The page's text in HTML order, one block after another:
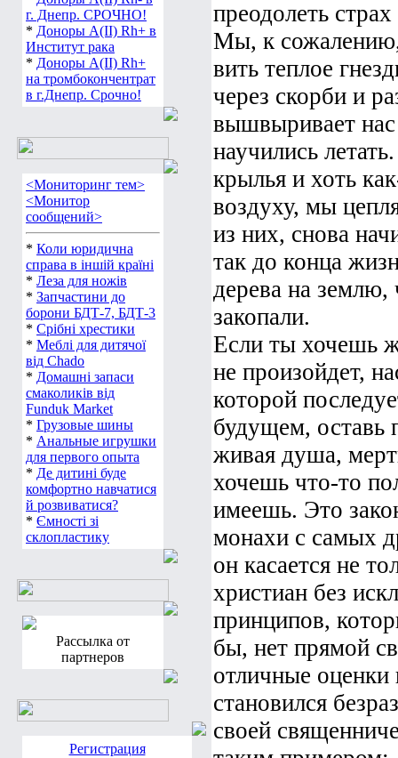
г. Днепр. СРОЧНО!
* Доноры А(ІІ) Rh+ в
Институт рака
* Доноры А(ІІ) Rh+
на тромбокончентрат
в г.Днепр. Срочно!
<Мониторинг тем>
<Монитор
сообщений>
* Коли юридична
справа в іншій країні
* Леза для ножів
* Запчастини до
борони БДТ-7, БДТ-3
* Срібні хрестики
* Меблі для дитячої
від Chado
* Домашні запаси
смаколиків від
Funduk Market
* Грузовые шины
* Анальные игрушки
для первого опыта
* Де дитині буде
комфортно навчатися
й розвиватися?
* Ємності зі
склопластику
Рассылка от
партнеров
Регистрация
преодолеть
Мы, к сожалению,
вить теплое
через скорби и
вышвыривает
научились
крылья и хоть
воздуху, мы
из них, снова
так до конца
дерева на землю,
закопали.
Если ты хочешь
не произойдет,
которой
будущем, оставь
живая душа,
хочешь что-то
имеешь. Это
монахи с самых
он касается не
христиан без
принципов,
бы, нет прямой
отличные оценки
становился
своей